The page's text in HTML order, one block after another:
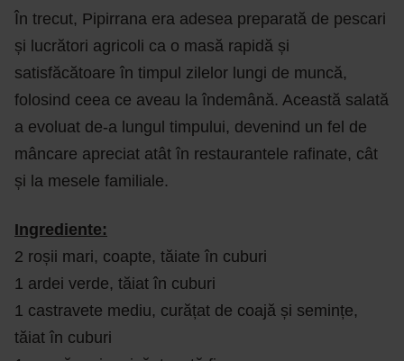
În trecut, Pipirrana era adesea preparată de pescari
și lucrători agricoli ca o masă rapidă și
satisfăcătoare în timpul zilelor lungi de muncă,
folosind ceea ce aveau la îndemână. Această salată
a evoluat de-a lungul timpului, devenind un fel de
mâncare apreciat atât în restaurantele rafinate, cât
și la mesele familiale.
Ingrediente:
2 roșii mari, coapte, tăiate în cuburi
1 ardei verde, tăiat în cuburi
1 castravete mediu, curățat de coajă și semințe,
tăiat în cuburi